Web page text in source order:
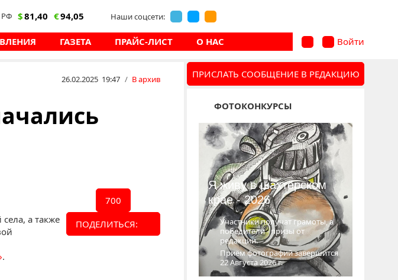
РФ $81,40 €94,05 Наши соцсети:
ГАЗЕТА ПРАЙС-ЛИСТ О НАС Войти
26.02.2025 19:47 / В архив
а также
.
700
ПОДЕЛИТЬСЯ:
ПРИСЛАТЬ СООБЩЕНИЕ В РЕДАКЦИЮ
ФОТОКОНКУРСЫ
Я живу в шахтёрском
крае - 2026
Участники получат грамоты, а
победители - призы от
редакции.
Приём фотографий завершится
22 Августа 2026 г.